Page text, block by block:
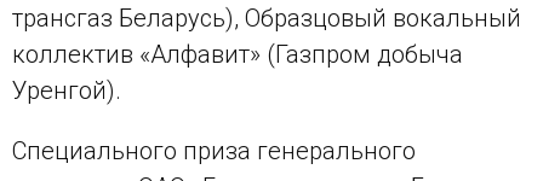
трансгаз Беларусь), Образцовый вокальный
коллектив «Алфавит» (Газпром добыча
Уренгой).
Специального приза генерального